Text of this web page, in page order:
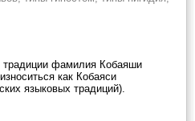
традиции фамилия Кобаяши
как Кобаяси
языковых традиций).